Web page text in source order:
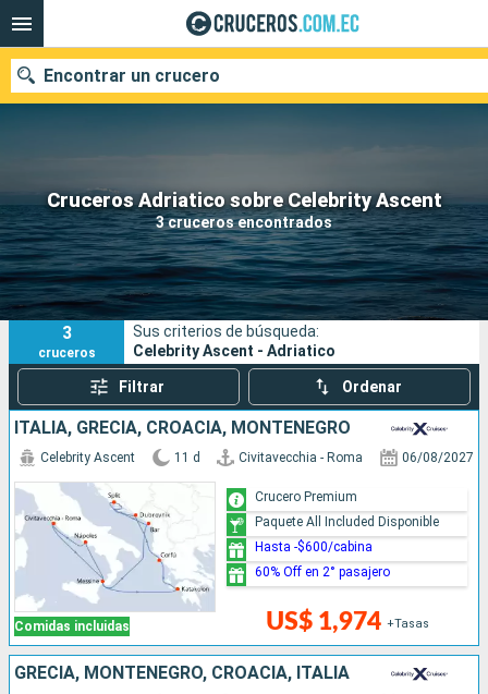
Cruceros Adriatico sobre Celebrity Ascent
3 cruceros encontrados
Encontrar un crucero
Nuestros destinos
Fecha de salida
Puertos Compañías
Buscar
3
cruceros
Sus criterios de búsqueda:
Celebrity Ascent - Adriatico
Filtrar Ordenar
ITALIA, GRECIA, CROACIA, MONTENEGRO
Comidas incluidas
Celebrity Ascent 11 d Civitavecchia - Roma 06/08/2027
US$ 1,974 +Tasas
Crucero Premium
Paquete All Included Disponible
Hasta -$600/cabina
60% Off en 2° pasajero
GRECIA, MONTENEGRO, CROACIA, ITALIA